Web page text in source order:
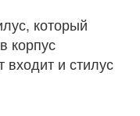
который
корпус
входит и стилус